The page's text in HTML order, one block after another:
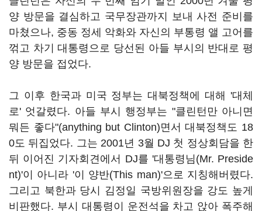
양 방문을 결심하고 국무장관까지 보내 사전 준비를
마쳤으나, 중동 정세 악화와 자신의 부통령 앨 고어를
꺾고 차기 대통령으로 당선된 아들 부시의 반대로 평
양 방문을 접었다.
그 이후 한국과 미국 정부는 대북정책에 대해 '대체
로' 엇갈렸다. 아들 부시 행정부는 "클린턴만 아니면
뭐든 좋다"(anything but Clinton)면서 대북정책도 18
0도 뒤집었다. 그는 2001년 3월 DJ 첫 정상회담을 한
뒤 이어진 기자회견에서 DJ를 '대통령님(Mr. Preside
nt)'이 아니라 '이 양반(This man)'으로 지칭해버렸다.
그리고 북한과 당시 김정일 국방위원장을 강도 높게
비판했다. 부시 대통령이 운전석을 차고 앉아 폭주해